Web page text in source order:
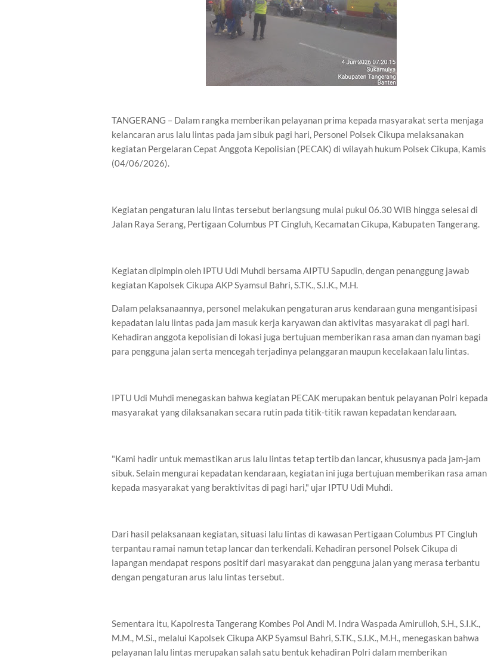
TANGERANG – Dalam rangka memberikan pelayanan prima kepada masyarakat serta menjaga
kelancaran arus lalu lintas pada jam sibuk pagi hari, Personel Polsek Cikupa melaksanakan
kegiatan Pergelaran Cepat Anggota Kepolisian (PECAK) di wilayah hukum Polsek Cikupa, Kamis
(04/06/2026).
Kegiatan pengaturan lalu lintas tersebut berlangsung mulai pukul 06.30 WIB hingga selesai di
Jalan Raya Serang, Pertigaan Columbus PT Cingluh, Kecamatan Cikupa, Kabupaten Tangerang.
Kegiatan dipimpin oleh IPTU Udi Muhdi bersama AIPTU Sapudin, dengan penanggung jawab
kegiatan Kapolsek Cikupa AKP Syamsul Bahri, S.TK., S.I.K., M.H.
Dalam pelaksanaannya, personel melakukan pengaturan arus kendaraan guna mengantisipasi
kepadatan lalu lintas pada jam masuk kerja karyawan dan aktivitas masyarakat di pagi hari.
Kehadiran anggota kepolisian di lokasi juga bertujuan memberikan rasa aman dan nyaman bagi
para pengguna jalan serta mencegah terjadinya pelanggaran maupun kecelakaan lalu lintas.
IPTU Udi Muhdi menegaskan bahwa kegiatan PECAK merupakan bentuk pelayanan Polri kepada
masyarakat yang dilaksanakan secara rutin pada titik-titik rawan kepadatan kendaraan.
"Kami hadir untuk memastikan arus lalu lintas tetap tertib dan lancar, khususnya pada jam-jam
sibuk. Selain mengurai kepadatan kendaraan, kegiatan ini juga bertujuan memberikan rasa aman
kepada masyarakat yang beraktivitas di pagi hari," ujar IPTU Udi Muhdi.
Dari hasil pelaksanaan kegiatan, situasi lalu lintas di kawasan Pertigaan Columbus PT Cingluh
terpantau ramai namun tetap lancar dan terkendali. Kehadiran personel Polsek Cikupa di
lapangan mendapat respons positif dari masyarakat dan pengguna jalan yang merasa terbantu
dengan pengaturan arus lalu lintas tersebut.
Sementara itu, Kapolresta Tangerang Kombes Pol Andi M. Indra Waspada Amirulloh, S.H., S.I.K.,
M.M., M.Si., melalui Kapolsek Cikupa AKP Syamsul Bahri, S.TK., S.I.K., M.H., menegaskan bahwa
pelayanan lalu lintas merupakan salah satu bentuk kehadiran Polri dalam memberikan